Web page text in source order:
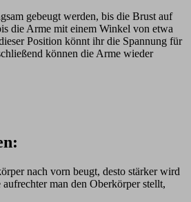
gebeugt werden, bis die Brust auf
die Arme mit einem Winkel von etwa
Position könnt ihr die Spannung für
können die Arme wieder
nach vorn beugt, desto stärker wird
man den Oberkörper stellt,